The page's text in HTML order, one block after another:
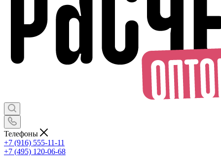
Телефоны
+7 (916) 555-11-11
+7 (495) 120-06-68